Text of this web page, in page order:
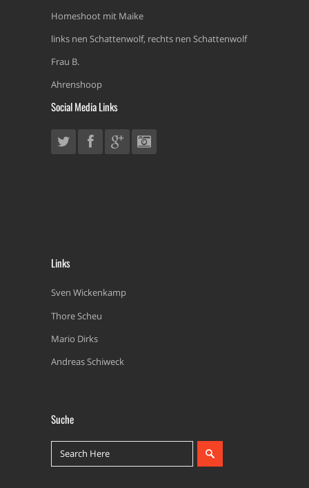
Homeshoot mit Maike
links nen Schattenwolf, rechts nen Schattenwolf
Frau B.
Ahrenshoop
Social Media Links
Links
Sven Wickenkamp
Thore Scheu
Mario Dirks
Andreas Schiweck
Suche